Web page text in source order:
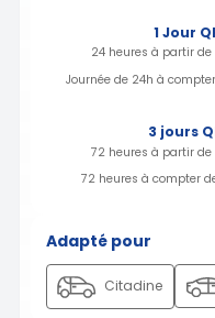
1 Jour
24 heures à partir
Journée de 24h à
3 jours
72 heures à partir
72 heures à compter
Adapté pour
Citadine